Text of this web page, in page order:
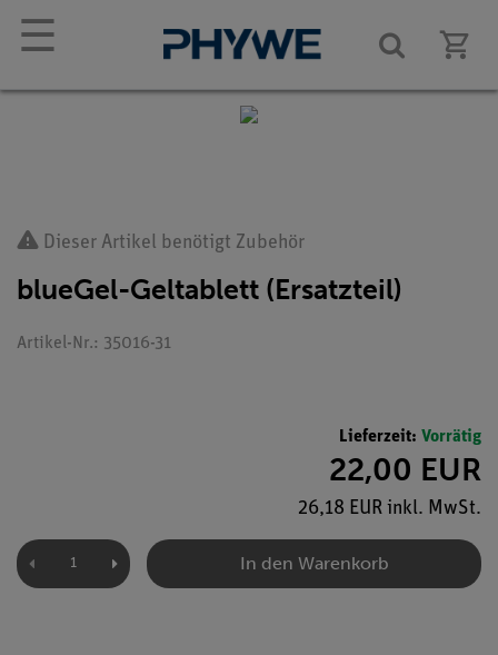
☰
Dieser Artikel benötigt Zubehör
blueGel-Geltablett (Ersatzteil)
Artikel-Nr.: 35016-31
Lieferzeit: Vorrätig
22,00 EUR
26,18 EUR inkl. MwSt.
In den Warenkorb